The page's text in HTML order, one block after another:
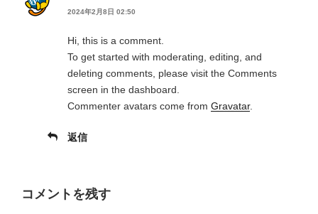
2024年2月8日 02:50
Hi, this is a comment.
To get started with moderating, editing, and
deleting comments, please visit the Comments
screen in the dashboard.
Commenter avatars come from Gravatar.
返信
コメントを残す